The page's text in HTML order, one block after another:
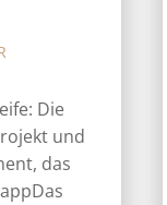
Die
und
das